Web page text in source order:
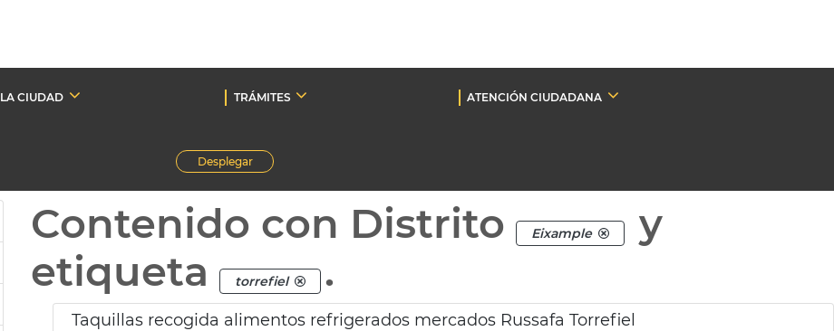
LA CIUDAD TRÁMITES
ATENCIÓN CIUDADANA
Desplegar
Contenido con Distrito Eixample
y
etiqueta
torrefiel .
Taquillas recogida alimentos refrigerados mercados Russafa Torrefiel